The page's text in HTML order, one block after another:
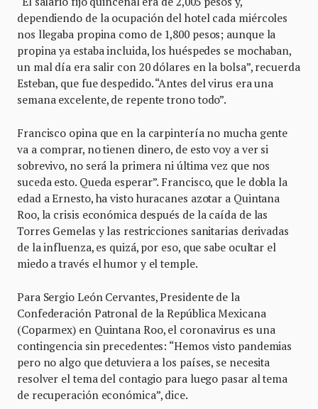
dependiendo de la ocupación del hotel cada miércoles
nos llegaba propina como de 1,800 pesos; aunque la
propina ya estaba incluida, los huéspedes se mochaban,
un mal día era salir con 20 dólares en la bolsa”, recuerda
Esteban, que fue despedido. “Antes del virus era una
semana excelente, de repente trono todo”.
Francisco opina que en la carpintería no mucha gente
va a comprar, no tienen dinero, de esto voy a ver si
sobrevivo, no será la primera ni última vez que nos
suceda esto. Queda esperar”. Francisco, que le dobla la
edad a Ernesto, ha visto huracanes azotar a Quintana
Roo, la crisis económica después de la caída de las
Torres Gemelas y las restricciones sanitarias derivadas
de la influenza, es quizá, por eso, que sabe ocultar el
miedo a través el humor y el temple.
Para Sergio León Cervantes, Presidente de la
Confederación Patronal de la República Mexicana
(Coparmex) en Quintana Roo, el coronavirus es una
contingencia sin precedentes: “Hemos visto pandemias
pero no algo que detuviera a los países, se necesita
resolver el tema del contagio para luego pasar al tema
de recuperación económica”, dice.